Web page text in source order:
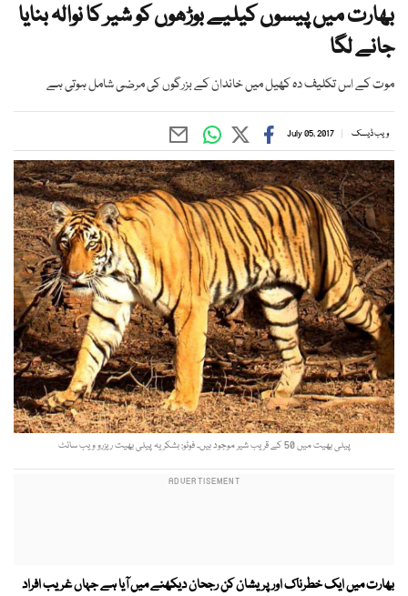
بھارت میں پیسوں کیلیے بوڑھوں کو شیر کا نوالہ بنایا
جانے لگا
موت کے اس تکلیف دہ کھیل میں خاندان کے بزرگوں کی مرضی شامل ہوتی ہے
ویب ڈیسک July 05, 2017
پیلی بھیت میں 50 کے قریب شیر موجود ہیں۔ فوٹو: بشکریہ پیلی بھیت ریزرو ویب سائٹ
بھارت میں ایک خطرناک اور پریشان کن رجحان دیکھنے میں آیا ہے جہاں غریب افراد